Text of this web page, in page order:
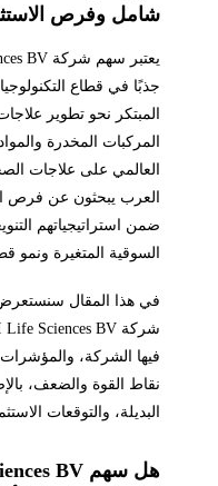
شامل وفرص
جذبًا في قطاع
المبتكر نحو تطوير
المركبات المخدرة
العالمي على علاجات
العرب يبحثون عن فرص
ضمن استراتيجياتهم
السوقية المتغيرة ونمو
في هذا المقال
فيها الشركة،
نقاط القوة والضعف،
البديلة، والتوقعات